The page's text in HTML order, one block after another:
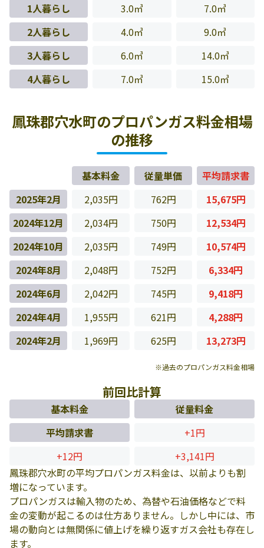
1人暮らし
3.0㎥
7.0㎥
2人暮らし
4.0㎥
9.0㎥
3人暮らし
6.0㎥
14.0㎥
4人暮らし
7.0㎥ 15.0㎥
鳳珠郡穴水町のプロパンガス料金相場
の推移
基本料金 従量単価
平均請求書
2025年2月
2,035円 762円
15,675円
2024年12月
2,034円 750円
12,534円
2024年10月
2,035円 749円
10,574円
2024年8月
2,048円 752円
6,334円
2024年6月
2,042円 745円
9,418円
2024年4月
1,955円 621円
4,288円
2024年2月
1,969円 625円 13,273円
※過去のプロパンガス料金相場
前回比計算
基本料金
従量料金
平均請求書
+1円
+12円
+3,141円
鳳珠郡穴水町の平均プロパンガス料金は、以前よりも割
増になっています。
プロパンガスは輸入物のため、為替や石油価格などで料
金の変動が起こるのは仕方ありません。しかし中には、市
場の動向とは無関係に値上げを繰り返すガス会社も存在し
ます。